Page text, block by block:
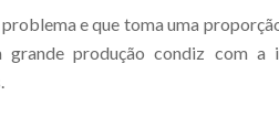
e que toma uma
produção condiz com a